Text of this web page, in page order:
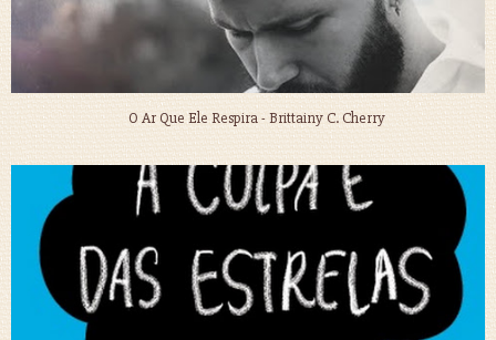
O Ar Que Ele Respira - Brittainy C. Cherry